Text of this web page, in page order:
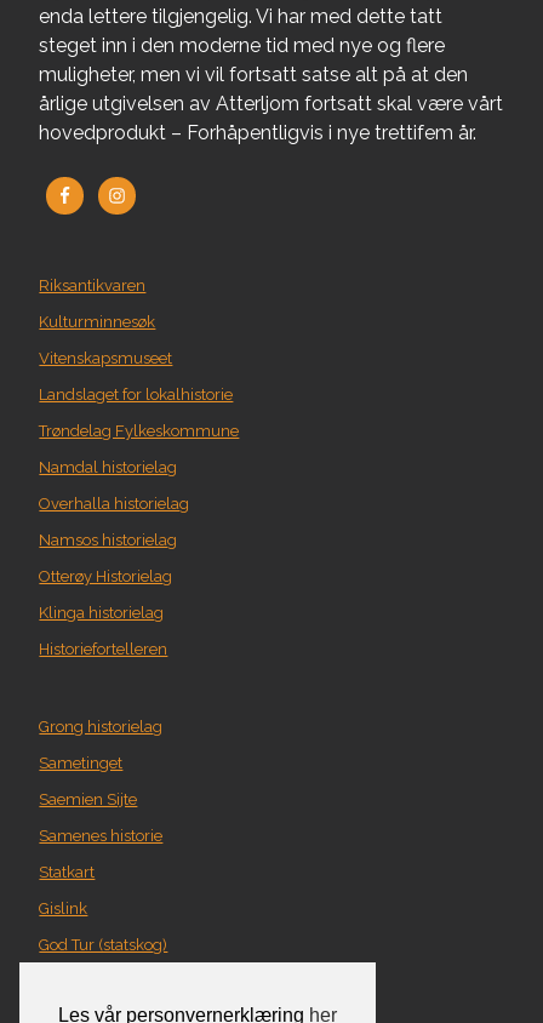
Les vår personvernerklæring her
enda lettere tilgjengelig. Vi har med dette tatt
steget inn i den moderne tid med nye og flere
muligheter, men vi vil fortsatt satse alt på at den
årlige utgivelsen av Atterljom fortsatt skal være vårt
hovedprodukt – Forhåpentligvis i nye trettifem år.
Riksantikvaren
Kulturminnesøk
Vitenskapsmuseet
Landslaget for lokalhistorie
Trøndelag Fylkeskommune
Namdal historielag
Overhalla historielag
Namsos historielag
Otterøy Historielag
Klinga historielag
Historiefortelleren
Grong historielag
Sametinget
Saemien Sijte
Samenes historie
Statkart
Gislink
God Tur (statskog)
Norgeskart